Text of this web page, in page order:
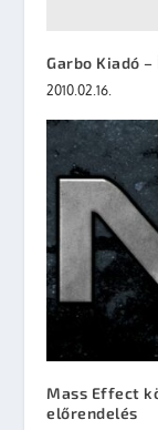
Garbo Kiadó
2010.02.16.
Mass Effect
előrendelés